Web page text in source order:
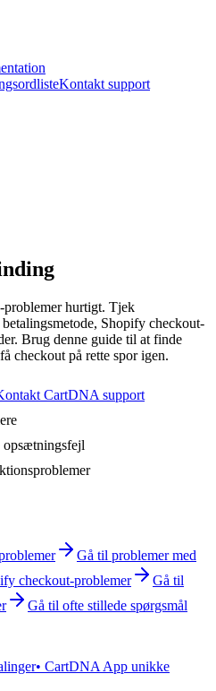
Kontakt support
hurtigt. Tjek
Shopify checkout-
Brug denne guide til at finde
checkout på rette spor igen.
CartDNA support
Gå til problemer med
checkout-problemer
Gå til
Gå til ofte stillede spørgsmål
• CartDNA App unikke